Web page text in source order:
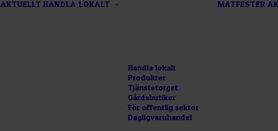
AKTUELLT HANDLA LOKALT
Handla lokalt
Produkter
Tjänstetorget
Gårdsbutiker
För offentlig sektor
Dagligvaruhandel
MATFESTER